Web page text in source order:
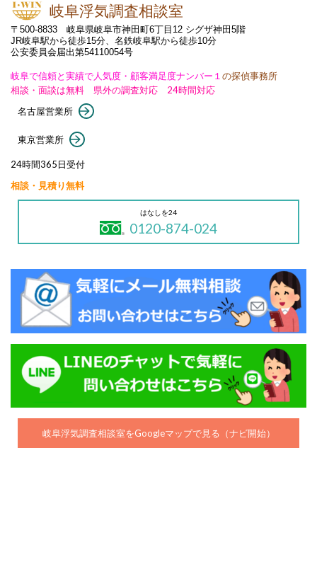
岐阜浮気調査相談室
〒500-8833 岐阜県岐阜市神田町6丁目12 シグザ神田5階
JR岐阜駅から徒歩15分、名鉄岐阜駅から徒歩10分
公安委員会届出第54110054号
岐阜で信頼と実績で人気度・顧客満足度ナンバー１の探偵事務所
相談・面談は無料 県外の調査対応 24時間対応
名古屋営業所
東京営業所
24時間365日受付
相談・見積り無料
はなしを24
0120-874-024
岐阜浮気調査相談室をGoogleマップで見る（ナビ開始）